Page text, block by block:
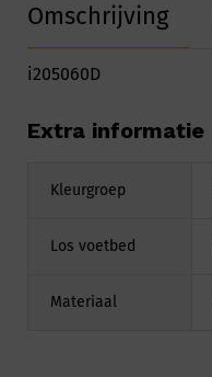
Omschrijving
i205060D
Extra informatie
Kleurgroep
Los voetbed
Materiaal